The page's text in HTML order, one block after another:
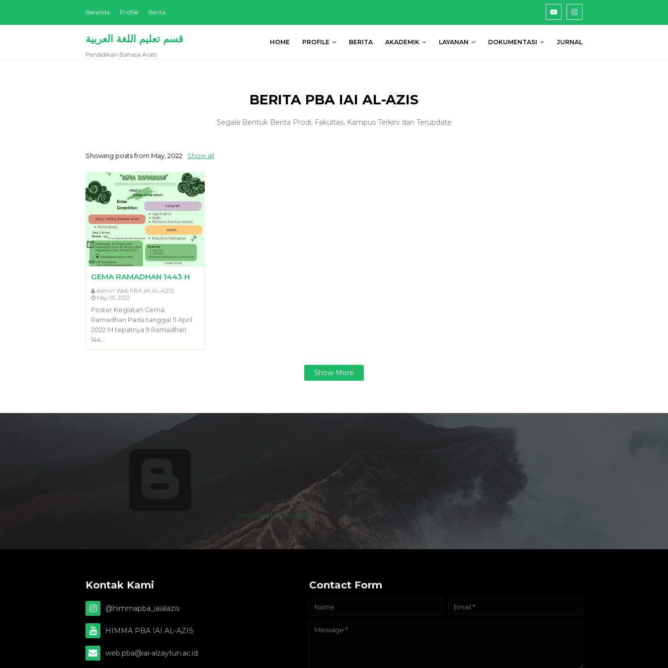
Beranda Profile Berita
قسم تعليم اللغة العربية
Pendidikan Bahasa Arab
HOME PROFILE BERITA AKADEMIK LAYANAN DOKUMENTASI JURNAL
BERITA PBA IAI AL-AZIS
Segala Bentuk Berita Prodi, Fakultas, Kampus Terkini dan Terupdate
Showing posts from May, 2022 Show all
GEMA RAMADHAN 1443 H
Admin Web PBA IAI AL-AZIS
May 05, 2022
Poster Kegiatan Gema
Ramadhan Pada tanggal 11 April
2022 M tepatnya 9 Ramadhan
144…
Show More
Powered by Blogger
Kontak Kami
@himmapba_iaialazis
HIMMA PBA IAI AL-AZIS
web.pba@iai-alzaytun.ac.id
Contact Form